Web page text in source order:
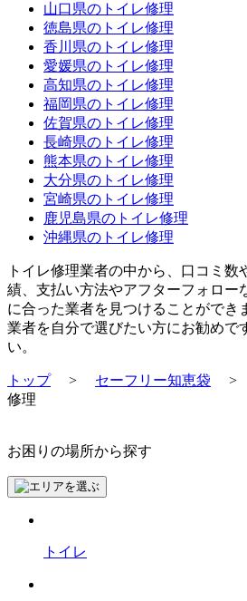
山口県のトイレ修理
徳島県のトイレ修理
香川県のトイレ修理
愛媛県のトイレ修理
高知県のトイレ修理
福岡県のトイレ修理
佐賀県のトイレ修理
長崎県のトイレ修理
熊本県のトイレ修理
大分県のトイレ修理
宮崎県のトイレ修理
鹿児島県のトイレ修理
沖縄県のトイレ修理
トイレ修理業者の中から、口コミ数
績、支払い方法やアフターフォロー
に合った業者を見つけることができ
業者を自分で選びたい方にお勧めで
い。
トップ> セーフリー知恵袋 >
修理
お困りの場所から探す
トイレ